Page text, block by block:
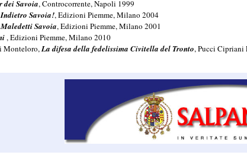
dei Savoia, Controcorrente, Napoli 1999
Indietro Savoia!, Edizioni Piemme, Milano 2004
Maledetti Savoia, Edizioni Piemme, Milano 2001
, Edizioni Piemme, Milano 2010
La difesa della fedelissima Civitella del Tronto, Pucci Cipriani